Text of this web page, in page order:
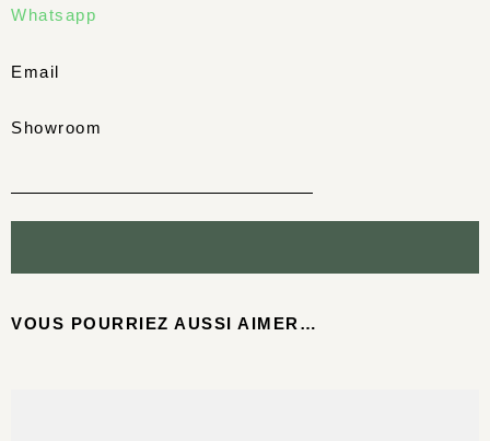
Whatsapp
Email
Showroom
VOUS POURRIEZ AUSSI AIMER…